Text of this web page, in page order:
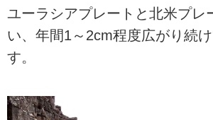
ユーラシアプレートと北米プレ
い、年間1～2cm程度広がり続
す。